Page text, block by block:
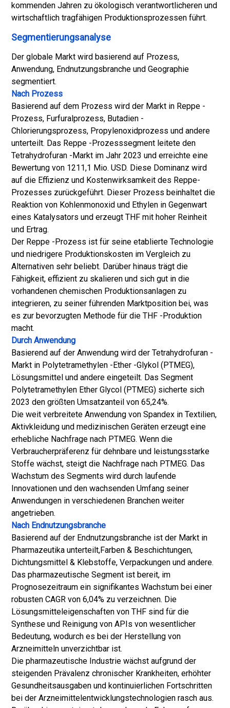
kommenden Jahren zu ökologisch verantwortlicheren und
wirtschaftlich tragfähigen Produktionsprozessen führt.
Segmentierungsanalyse
Der globale Markt wird basierend auf Prozess,
Anwendung, Endnutzungsbranche und Geographie
segmentiert.
Nach Prozess
Basierend auf dem Prozess wird der Markt in Reppe -
Prozess, Furfuralprozess, Butadien -
Chlorierungsprozess, Propylenoxidprozess und andere
unterteilt. Das Reppe -Prozesssegment leitete den
Tetrahydrofuran -Markt im Jahr 2023 und erreichte eine
Bewertung von 1211,1 Mio. USD. Diese Dominanz wird
auf die Effizienz und Kostenwirksamkeit des Reppe-
Prozesses zurückgeführt. Dieser Prozess beinhaltet die
Reaktion von Kohlenmonoxid und Ethylen in Gegenwart
eines Katalysators und erzeugt THF mit hoher Reinheit
und Ertrag.
Der Reppe -Prozess ist für seine etablierte Technologie
und niedrigere Produktionskosten im Vergleich zu
Alternativen sehr beliebt. Darüber hinaus trägt die
Fähigkeit, effizient zu skalieren und sich gut in die
vorhandenen chemischen Produktionsanlagen zu
integrieren, zu seiner führenden Marktposition bei, was
es zur bevorzugten Methode für die THF -Produktion
macht.
Durch Anwendung
Basierend auf der Anwendung wird der Tetrahydrofuran -
Markt in Polytetramethylen -Ether -Glykol (PTMEG),
Lösungsmittel und andere eingeteilt. Das Segment
Polytetramethylen Ether Glycol (PTMEG) sicherte sich
2023 den größten Umsatzanteil von 65,24%.
Die weit verbreitete Anwendung von Spandex in Textilien,
Aktivkleidung und medizinischen Geräten erzeugt eine
erhebliche Nachfrage nach PTMEG. Wenn die
Verbraucherpräferenz für dehnbare und leistungsstarke
Stoffe wächst, steigt die Nachfrage nach PTMEG. Das
Wachstum des Segments wird durch laufende
Innovationen und den wachsenden Umfang seiner
Anwendungen in verschiedenen Branchen weiter
angetrieben.
Nach Endnutzungsbranche
Basierend auf der Endnutzungsbranche ist der Markt in
Pharmazeutika unterteilt,Farben & Beschichtungen,
Dichtungsmittel & Klebstoffe, Verpackungen und andere.
Das pharmazeutische Segment ist bereit, im
Prognosezeitraum ein signifikantes Wachstum bei einer
robusten CAGR von 6,04% zu verzeichnen. Die
Lösungsmitteleigenschaften von THF sind für die
Synthese und Reinigung von APIs von wesentlicher
Bedeutung, wodurch es bei der Herstellung von
Arzneimitteln unverzichtbar ist.
Die pharmazeutische Industrie wächst aufgrund der
steigenden Prävalenz chronischer Krankheiten, erhöhter
Gesundheitsausgaben und kontinuierlichen Fortschritten
bei der Arzneimittelentwicklungstechnologien rasch aus.